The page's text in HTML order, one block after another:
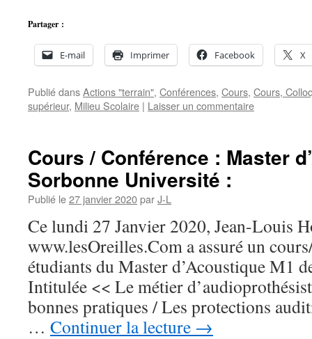
Partager :
E-mail Imprimer Facebook X
Publié dansActions "terrain", Conférences, Cours, Cours,
supérieur, Milieu Scolaire | Laisser un commentaire
Cours / Conférence : Master
Sorbonne Université :
Publié le27 janvier 2020parJ-L
Ce lundi 27 Janvier 2020, Jean-Louis
www.lesOreilles.Com a assuré un
étudiants du Master d’Acoustique M1
Intitulée << Le métier
bonnes pratiques / Les protections
… Continuer la lecture →